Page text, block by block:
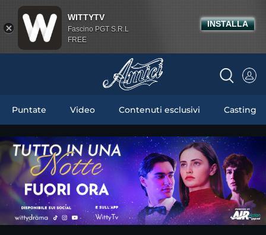
Puntate Video Contenuti esclusivi Casting
WITTYTV
Fascino PGT S.R.L
FREE
INSTALLA